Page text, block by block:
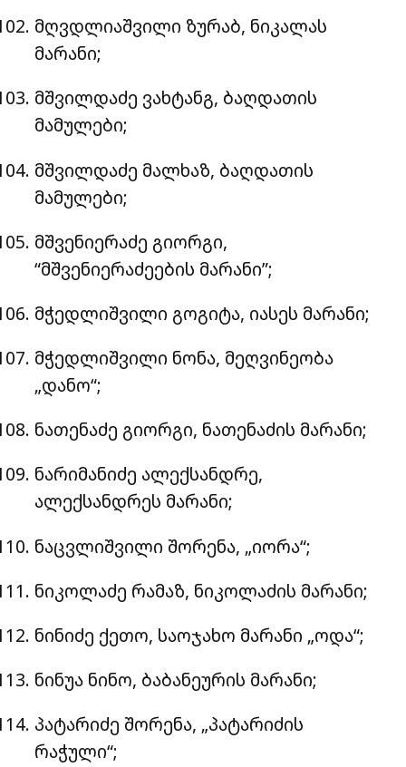
მღვდლიაშვილი ზურაბ, ნიკალას
მარანი;
მშვილდაძე ვახტანგ, ბაღდათის
მამულები;
მშვილდაძე მალხაზ, ბაღდათის
მამულები;
მშვენიერაძე გიორგი,
“მშვენიერაძეების მარანი”;
მჭედლიშვილი გოგიტა, იასეს მარანი;
მჭედლიშვილი ნონა, მეღვინეობა
„დანო“;
ნათენაძე გიორგი, ნათენაძის მარანი;
ნარიმანიძე ალექსანდრე,
ალექსანდრეს მარანი;
ნაცვლიშვილი შორენა, „იორა“;
ნიკოლაძე რამაზ, ნიკოლაძის მარანი;
ნინიძე ქეთო, საოჯახო მარანი „ოდა“;
ნინუა ნინო, ბაბანეურის მარანი;
პატარიძე შორენა, „პატარიძის
რაჭული“;